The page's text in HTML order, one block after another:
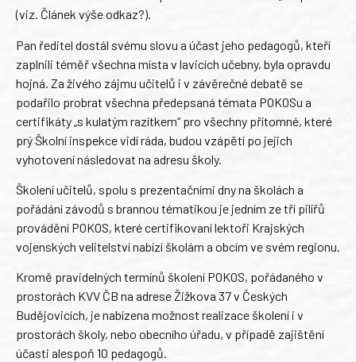
(viz. Článek výše odkaz?).
Pan ředitel dostál svému slovu a účast jeho pedagogů, kteří
zaplnili téměř všechna místa v lavicích učebny, byla opravdu
hojná. Za živého zájmu učitelů i v závěrečné debatě se
podařilo probrat všechna předepsaná témata POKOSu a
certifikáty „s kulatým razítkem“ pro všechny přítomné, které
prý Školní inspekce vidí ráda, budou vzápětí po jejich
vyhotovení následovat na adresu školy.
Školení učitelů, spolu s prezentačními dny na školách a
pořádání závodů s brannou tématikou je jedním ze tří pilířů
provádění POKOS, které certifikovaní lektoři Krajských
vojenských velitelství nabízí školám a obcím ve svém regionu.
Kromě pravidelných termínů školení POKOS, pořádaného v
prostorách KVV ČB na adrese Žižkova 37 v Českých
Budějovicích, je nabízena možnost realizace školení i v
prostorách školy, nebo obecního úřadu, v případě zajištění
účasti alespoň 10 pedagogů.